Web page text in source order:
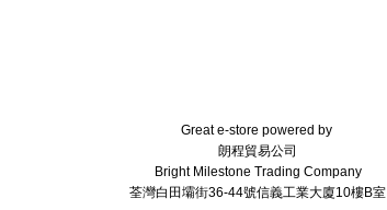
Great e-store powered by
朗程貿易公司
Bright Milestone Trading Company
荃灣白田壩街36-44號信義工業大廈10樓B室